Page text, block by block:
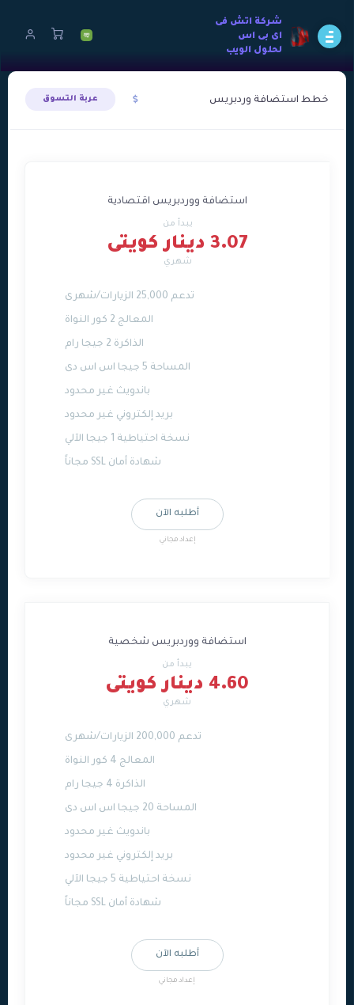
شركة اتش فى
اى بى اس
لحلول الويب
خطط استضافة وردبريس عربة التسوق
استضافة ووردبريس اقتصادية
يبدأ من
3.07 دينار كويتى
شهري
تدعم 25,000 الزيارات/شهرى
المعالج 2 كور النواة
الذاكرة 2 جيجا رام
المساحة 5 جيجا اس اس دى
باندويث غير محدود
بريد إلكتروني غير محدود
نسخة احتياطية 1 جيجا الآلي
شهادة أمان SSL مجاناً
أطلبه الآن
إعداد مجاني
استضافة ووردبريس شخصية
يبدأ من
4.60 دينار كويتى
شهري
تدعم 200,000 الزيارات/شهرى
المعالج 4 كور النواة
الذاكرة 4 جيجا رام
المساحة 20 جيجا اس اس دى
باندويث غير محدود
بريد إلكتروني غير محدود
نسخة احتياطية 5 جيجا الآلي
شهادة أمان SSL مجاناً
أطلبه الآن
إعداد مجاني